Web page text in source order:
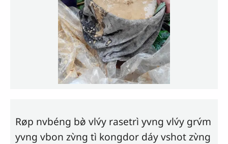
Røp nvbéng bø̀ vlv́y rasetrì yvng vlv́y grv́m
yvng vbon zv̀ng tì kongdor dáy vshot zv̀ng